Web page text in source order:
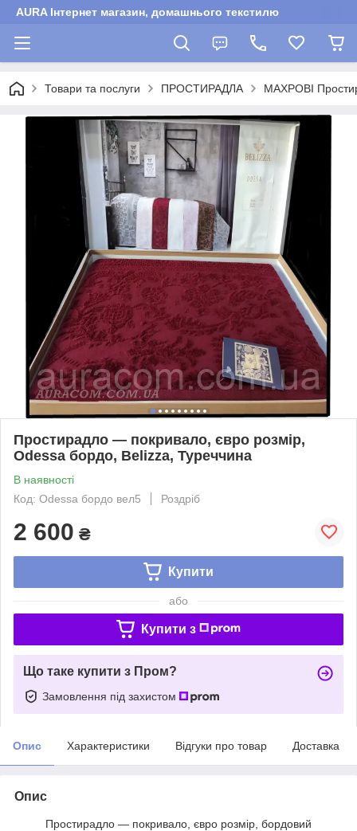
AURA Інтернет магазин, домашнього текстилю
Товари та послуги ПРОСТИРАДЛА МАХРОВІ
Простирадло — покривало, євро розмір,
Odessa бордо, Belizza, Туреччина
В наявності
Код: Odessa бордо вел5
Роздріб
2 600 ₴
Купити
або
Купити з
Що таке купити з Пром?
Замовлення під захистом
Опис Характеристики Відгуки про товар Доставка
Опис
Простирадло — покривало, євро розмір, бордовий